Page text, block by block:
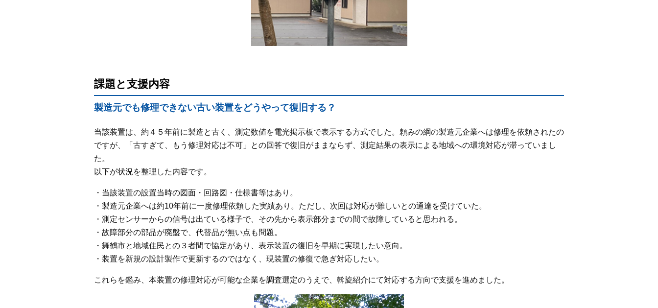
課題と支援内容
製造元でも修理できない古い装置をどうやって復旧する？
当該装置は、約４５年前に製造と古く、測定数値を電光掲示板で表示する方式でした。頼みの綱の製造元企業へは修理を依頼されたの
ですが、「古すぎて、もう修理対応は不可」との回答で復旧がままならず、測定結果の表示による地域への環境対応が滞っていまし
た。
以下が状況を整理した内容です。
・当該装置の設置当時の図面・回路図・仕様書等はあり。
・製造元企業へは約10年前に一度修理依頼した実績あり。ただし、次回は対応が難しいとの通達を受けていた。
・測定センサーからの信号は出ている様子で、その先から表示部分までの間で故障していると思われる。
・故障部分の部品が廃盤で、代替品が無い点も問題。
・舞鶴市と地域住民との３者間で協定があり、表示装置の復旧を早期に実現したい意向。
・装置を新規の設計製作で更新するのではなく、現装置の修復で急ぎ対応したい。
これらを鑑み、本装置の修理対応が可能な企業を調査選定のうえで、斡旋紹介にて対応する方向で支援を進めました。